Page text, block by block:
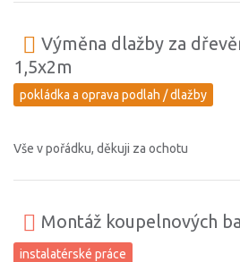
Výměna dlažby za
1,5x2m
pokládka a oprava podlah / dlažby
Vše v pořádku, děkuji za ochotu
Montáž koupelnových
instalatérské práce